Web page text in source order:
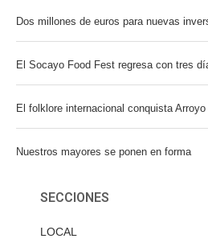
Dos millones de euros para nuevas
El Socayo Food Fest regresa con tres
El folklore internacional conquista Arroyo
Nuestros mayores se ponen en forma
SECCIONES
LOCAL